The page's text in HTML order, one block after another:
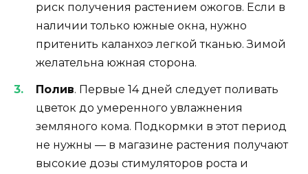
риск получения растением ожогов. Если в
наличии только южные окна, нужно
притенить каланхоэ легкой тканью. Зимой
желательна южная сторона.
Полив. Первые 14 дней следует поливать
цветок до умеренного увлажнения
земляного кома. Подкормки в этот период
не нужны — в магазине растения получают
высокие дозы стимуляторов роста и